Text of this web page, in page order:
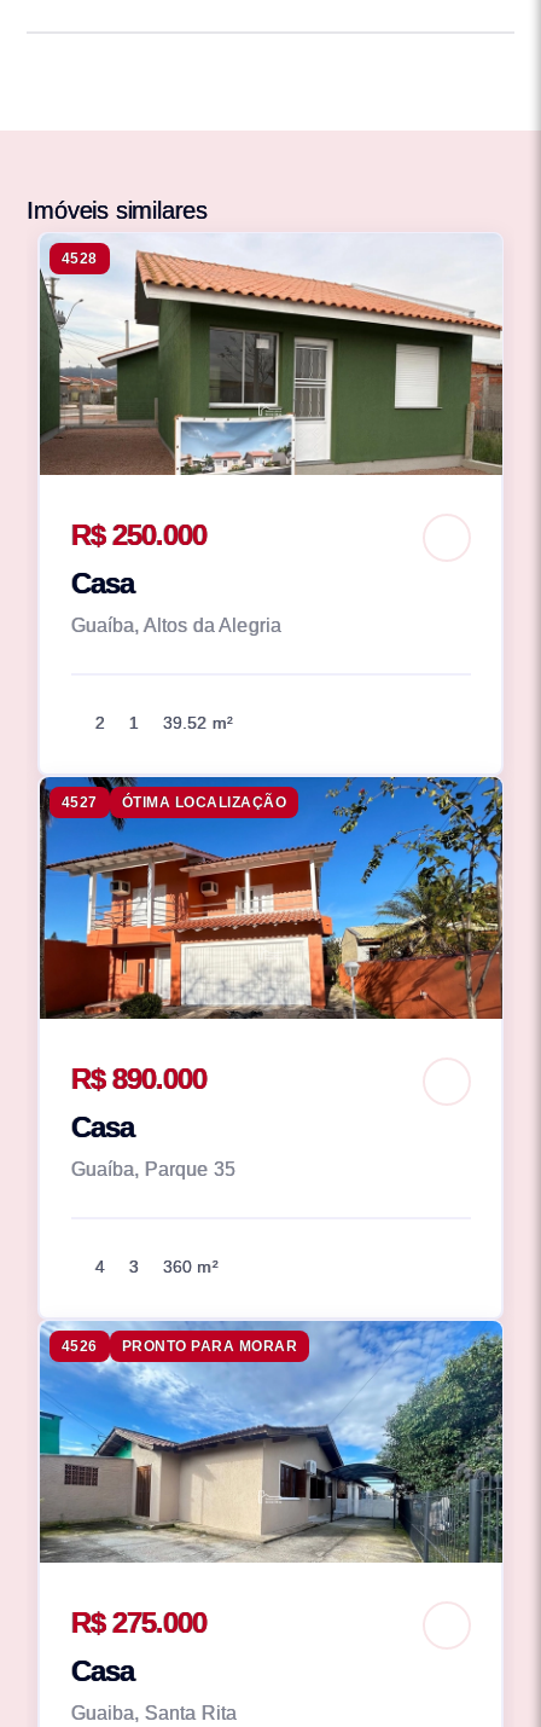
Imóveis similares
4528
R$ 250.000
Casa
Guaíba, Altos da Alegria
2 1 39.52 m²
4527 ÓTIMA LOCALIZAÇÃO
R$ 890.000
Casa
Guaíba, Parque 35
4 3 360 m²
4526 PRONTO PARA MORAR
R$ 275.000
Casa
Guaiba, Santa Rita